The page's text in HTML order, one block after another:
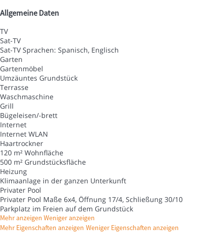
Allgemeine Daten
TV
Sat-TV
Sat-TVSprachen: Spanisch, Englisch
Garten
Gartenmöbel
Umzäuntes Grundstück
Terrasse
Waschmaschine
Grill
Bügeleisen/-brett
Internet
Internet WLAN
Haartrockner
120 m² Wohnfläche
500 m² Grundstücksfläche
Heizung
Klimaanlage in der ganzen Unterkunft
Privater Pool
Privater Pool Maße 6x4, Öffnung 17/4, Schließung 30/10
Parkplatz im Freien auf dem Grundstück
Mehr anzeigen Weniger anzeigen
Mehr Eigenschaften anzeigen Weniger Eigenschaften anzeigen